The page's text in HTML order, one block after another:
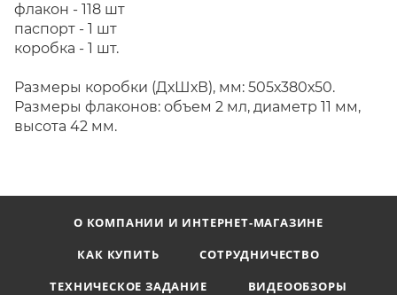
флакон - 118 шт
паспорт - 1 шт
коробка - 1 шт.
Размеры коробки (ДхШхВ), мм: 505х380х50.
Размеры флаконов: объем 2 мл, диаметр 11 мм,
высота 42 мм.
О КОМПАНИИ И ИНТЕРНЕТ-МАГАЗИНЕ
КАК КУПИТЬ
СОТРУДНИЧЕСТВО
ТЕХНИЧЕСКОЕ ЗАДАНИЕ
ВИДЕООБЗОРЫ